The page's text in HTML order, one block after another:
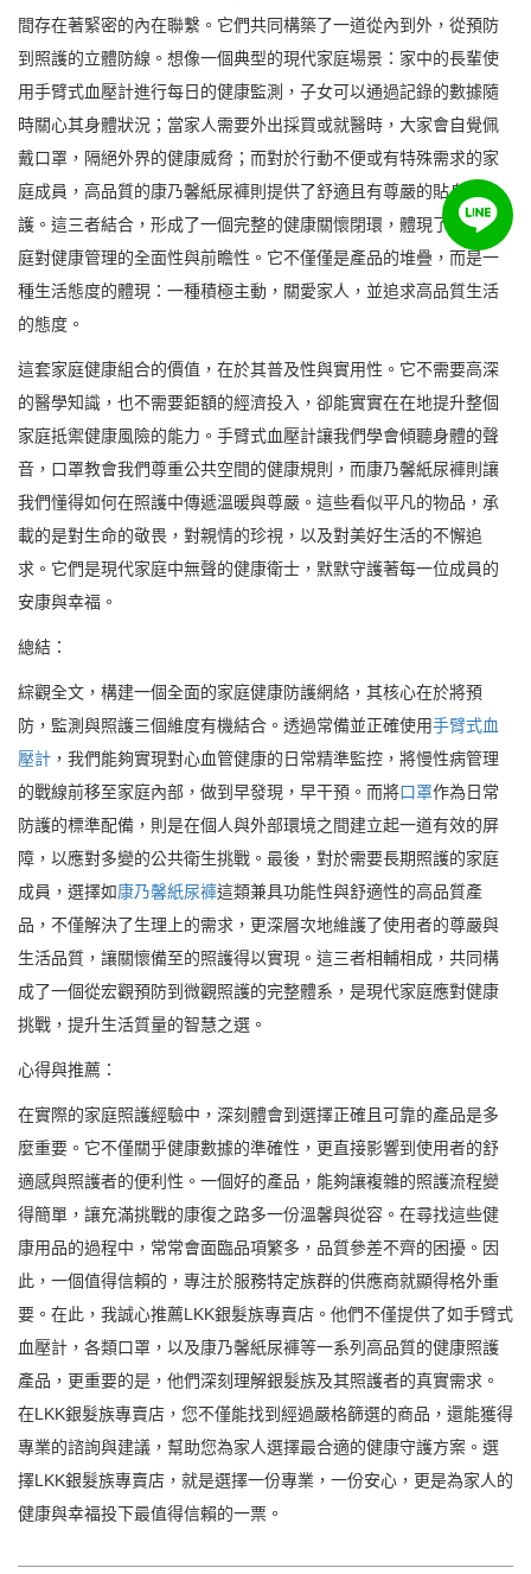
間存在著緊密的內在聯繫。它們共同構築了一道從內到外，從預防
到照護的立體防線。想像一個典型的現代家庭場景：家中的長輩使
用手臂式血壓計進行每日的健康監測，子女可以通過記錄的數據隨
時關心其身體狀況；當家人需要外出採買或就醫時，大家會自覺佩
戴口罩，隔絕外界的健康威脅；而對於行動不便或有特殊需求的家
庭成員，高品質的康乃馨紙尿褲則提供了舒適且有尊嚴的貼身守
護。這三者結合，形成了一個完整的健康關懷閉環，體現了現代家
庭對健康管理的全面性與前瞻性。它不僅僅是產品的堆疊，而是一
種生活態度的體現：一種積極主動，關愛家人，並追求高品質生活
的態度。
這套家庭健康組合的價值，在於其普及性與實用性。它不需要高深
的醫學知識，也不需要鉅額的經濟投入，卻能實實在在地提升整個
家庭抵禦健康風險的能力。手臂式血壓計讓我們學會傾聽身體的聲
音，口罩教會我們尊重公共空間的健康規則，而康乃馨紙尿褲則讓
我們懂得如何在照護中傳遞溫暖與尊嚴。這些看似平凡的物品，承
載的是對生命的敬畏，對親情的珍視，以及對美好生活的不懈追
求。它們是現代家庭中無聲的健康衛士，默默守護著每一位成員的
安康與幸福。
總結：
綜觀全文，構建一個全面的家庭健康防護網絡，其核心在於將預
防，監測與照護三個維度有機結合。透過常備並正確使用手臂式血
壓計 ，我們能夠實現對心血管健康的日常精準監控，將慢性病管理
的戰線前移至家庭內部，做到早發現，早干預。而將口罩作為日常
防護的標準配備，則是在個人與外部環境之間建立起一道有效的屏
障，以應對多變的公共衛生挑戰。最後，對於需要長期照護的家庭
成員，選擇如康乃馨紙尿褲這類兼具功能性與舒適性的高品質產
品，不僅解決了生理上的需求，更深層次地維護了使用者的尊嚴與
生活品質，讓關懷備至的照護得以實現。這三者相輔相成，共同構
成了一個從宏觀預防到微觀照護的完整體系，是現代家庭應對健康
挑戰，提升生活質量的智慧之選。
心得與推薦：
在實際的家庭照護經驗中，深刻體會到選擇正確且可靠的產品是多
麼重要。它不僅關乎健康數據的準確性，更直接影響到使用者的舒
適感與照護者的便利性。一個好的產品，能夠讓複雜的照護流程變
得簡單，讓充滿挑戰的康復之路多一份溫馨與從容。在尋找這些健
康用品的過程中，常常會面臨品項繁多，品質參差不齊的困擾。因
此，一個值得信賴的，專注於服務特定族群的供應商就顯得格外重
要。在此，我誠心推薦LKK銀髮族專賣店。他們不僅提供了如手臂式
血壓計，各類口罩，以及康乃馨紙尿褲等一系列高品質的健康照護
產品，更重要的是，他們深刻理解銀髮族及其照護者的真實需求。
在LKK銀髮族專賣店，您不僅能找到經過嚴格篩選的商品，還能獲得
專業的諮詢與建議，幫助您為家人選擇最合適的健康守護方案。選
擇LKK銀髮族專賣店，就是選擇一份專業，一份安心，更是為家人的
健康與幸福投下最值得信賴的一票。